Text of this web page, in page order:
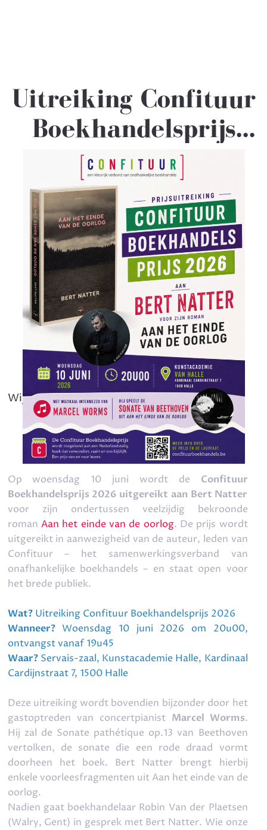
Uitreiking Confituur
Boekhandelsprijs
2026.
Wij gaan naar Halle - jullie ook?
Datum: 10/06/2026
Start: 20.00 uur
Op woensdag 10 juni wordt de Confituur
Boekhandelsprijs 2026 uitgereikt aan Bert Natter
voor zijn ondertussen veelzijdig bekroonde
roman Aan het einde van de oorlog. De prijs wordt
uitgereikt in aanwezigheid van de auteur, leden van
Confituur – het samenwerkingsverband van
onafhankelijke boekhandels – en staat open voor
het brede publiek.
Wat?Uitreiking Confituur Boekhandelsprijs 2026
Wanneer?Woensdag 10 juni 2026 om 20u00,
ontvangst vanaf 19u45
Waar?Servais-zaal, Kunstacademie Halle, Kardinaal
Cardijnstraat 7, 1500 Halle
Deze uitreiking wordt bovendien bijzonder door het
gastoptreden van concertpianist Marcel Worms.
Hij zal de Sonate pathétique op.13 van Beethoven
vertolken, de sonate die een rode draad vormt
doorheen het boek. Bert Natter brengt hierbij
enkele voorleesfragmenten uit Aan het einde van de
oorlog.
Nadien gaat boekhandelaar Robin Van der Plaetsen
(Walry, Gent) in gesprek met Bert Natter. Wie onze